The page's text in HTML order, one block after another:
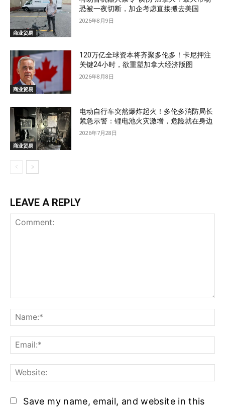
商业贸易
恐被一夜切断，加企考虑直接搬去美国
2026年8月9日
商业贸易
120万亿全球资本将齐聚多伦多！卡尼押注
关键24小时，欲重塑加拿大经济版图
2026年8月8日
商业贸易
电动自行车突然爆炸起火！多伦多消防局长
紧急示警：锂电池火灾激增，危险就在身边
2026年7月28日
LEAVE A REPLY
Save my name, email, and website in this